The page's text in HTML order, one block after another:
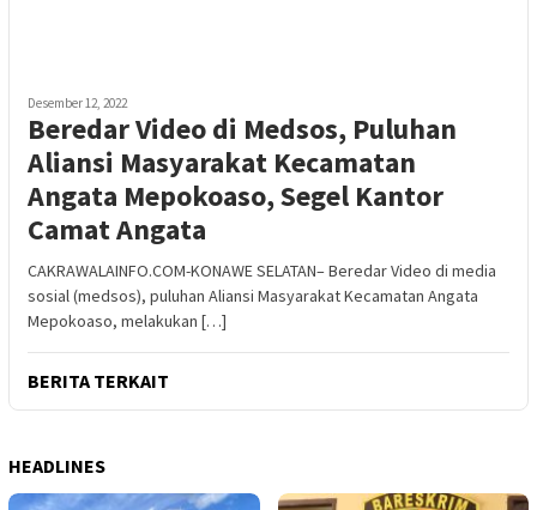
Desember 12, 2022
Beredar Video di Medsos, Puluhan
Aliansi Masyarakat Kecamatan
Angata Mepokoaso, Segel Kantor
Camat Angata
CAKRAWALAINFO.COM-KONAWE SELATAN– Beredar Video di media
sosial (medsos), puluhan Aliansi Masyarakat Kecamatan Angata
Mepokoaso, melakukan […]
BERITA TERKAIT
HEADLINES